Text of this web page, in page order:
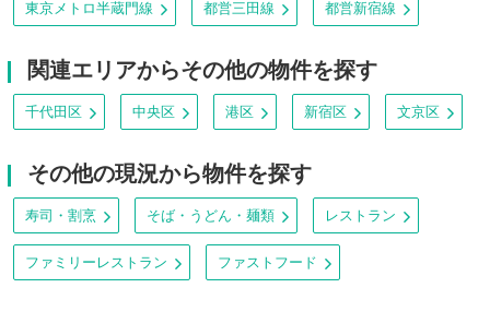
東京メトロ半蔵門線 都営三田線 都営新宿線
関連エリアからその他の物件を探す
千代田区 中央区 港区 新宿区 文京区
その他の現況から物件を探す
寿司・割烹 そば・うどん・麺類 レストラン
ファミリーレストラン ファストフード